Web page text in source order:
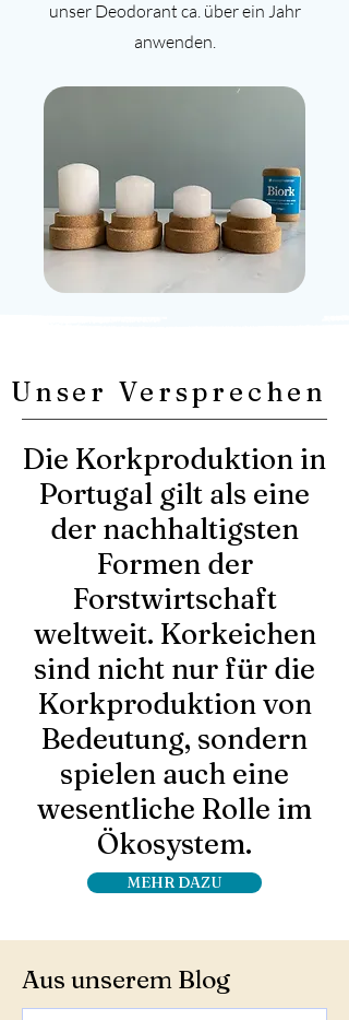
unser Deodorant ca. über ein Jahr
anwenden.
Unser Versprechen
Die Korkproduktion in
Portugal gilt als eine
der nachhaltigsten
Formen der
Forstwirtschaft
weltweit. Korkeichen
sind nicht nur für die
Korkproduktion von
Bedeutung, sondern
spielen auch eine
wesentliche Rolle im
Ökosystem.
MEHR DAZU
Aus unserem Blog